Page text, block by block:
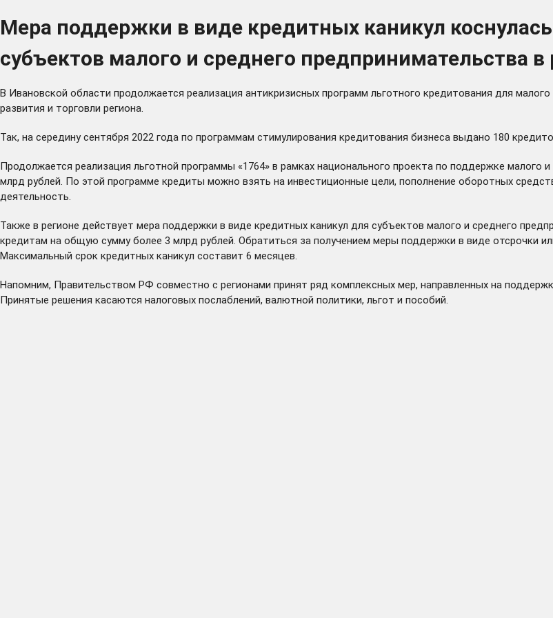
Мера поддержки в виде кредитных каникул
субъектов малого и среднего предпринимательства в
В Ивановской области продолжается реализация антикризисных программ льготного кредитования для
развития и торговли региона.
Так, на середину сентября 2022 года по программам стимулирования кредитования бизнеса выдано 180
Продолжается реализация льготной программы «1764» в рамках национального проекта по поддержке малого
млрд рублей. По этой программе кредиты можно взять на инвестиционные цели, пополнение оборотных
деятельность.
Также в регионе действует мера поддержки в виде кредитных каникул для субъектов малого и среднего
кредитам на общую сумму более 3 млрд рублей. Обратиться за получением меры поддержки в виде отсрочки
Максимальный срок кредитных каникул составит 6 месяцев.
Напомним, Правительством РФ совместно с регионами принят ряд комплексных мер, направленных на
Принятые решения касаются налоговых послаблений, валютной политики, льгот и пособий.